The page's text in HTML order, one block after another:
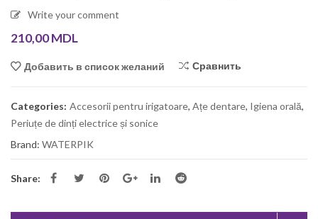
Write your comment
210,00MDL
Добавить в список желаний Сравнить
Categories: Accesorii pentru irigatoare, Ațe dentare, Igiena orală,
Periuțe de dinți electrice și sonice
Brand: WATERPIK
Share: